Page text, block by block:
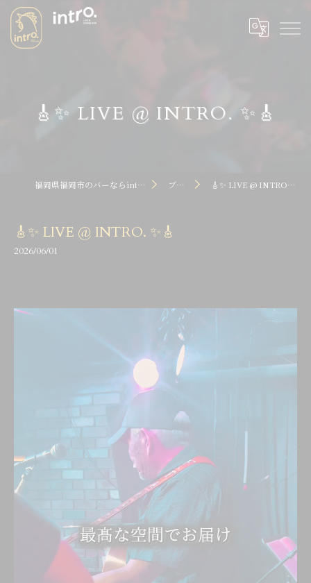
🎸✨ LIVE @ INTRO. ✨🎸
福岡県福岡市のバーならintro dot ブログ 🎸✨ LIVE @ INTRO. ✨🎸
🎸✨ LIVE @ INTRO. ✨🎸
2026/06/01